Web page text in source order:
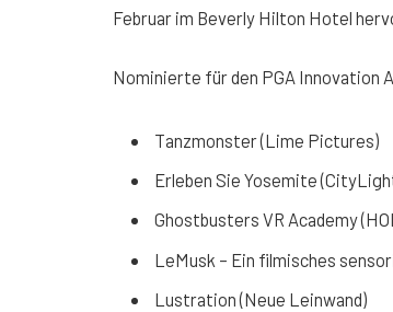
Februar im Beverly Hilton Hotel
Nominierte für den PGA Innovation
Tanzmonster (Lime Pictures)
Erleben Sie Yosemite
Ghostbusters VR Academy
LeMusk – Ein filmisches
Lustration (Neue Leinwand)